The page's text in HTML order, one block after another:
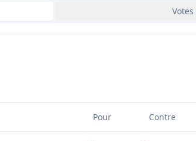
Pour Contre